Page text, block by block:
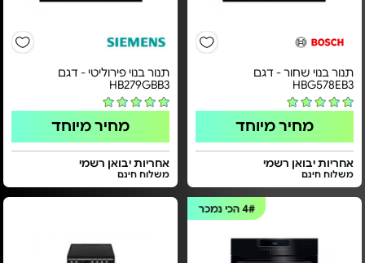
תנור בנוי שחור - דגם
HBG578EB3
מחיר מיוחד
אחריות יבואן רשמי
משלוח חינם
תנור בנוי פירוליטי - דגם
HB279GBB3
מחיר מיוחד
אחריות יבואן רשמי
משלוח חינם
4#הכי נמכר